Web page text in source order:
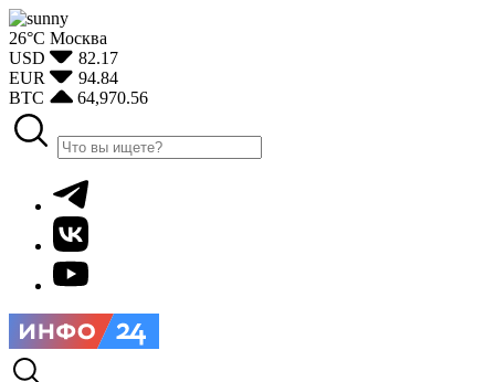
26°С Москва
USD
82.17
EUR
94.84
BTC
64,970.56